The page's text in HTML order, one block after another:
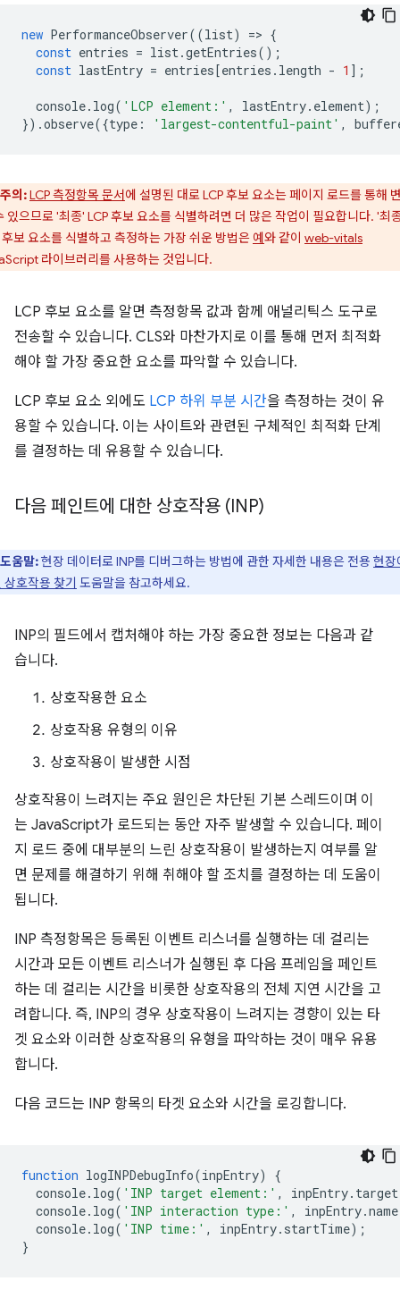
new PerformanceObserver((list) => {
const entries = list .getEntries();
const lastEntry = entries[entries . length - 1 ];
console. log( 'LCP element:' , lastEntry. element);
}).observe({type : 'largest-contentful-paint' ,
주의:LCP 측정항목 문서에 설명된 대로 LCP 후보 요소는 페이지 로드를 통해
있으므로 '최종' LCP 후보 요소를 식별하려면 더 많은 작업이 필요합니다. '최
후보 요소를 식별하고 측정하는 가장 쉬운 방법은 예와 같이 web-vitals
라이브러리를 사용하는 것입니다.
LCP 후보 요소를 알면 측정항목 값과 함께 애널리틱스 도구로
전송할 수 있습니다. CLS와 마찬가지로 이를 통해 먼저 최적화
해야 할 가장 중요한 요소를 파악할 수 있습니다.
LCP 후보 요소 외에도 LCP 하위 부분 시간을 측정하는 것이 유
용할 수 있습니다. 이는 사이트와 관련된 구체적인 최적화 단계
를 결정하는 데 유용할 수 있습니다.
다음 페인트에 대한 상호작용 (INP)
도움말:현장 데이터로 INP를 디버그하는 방법에 관한 자세한 내용은 전용 현장
상호작용 찾기 도움말을 참고하세요.
INP의 필드에서 캡처해야 하는 가장 중요한 정보는 다음과 같
습니다.
상호작용한 요소
상호작용 유형의 이유
상호작용이 발생한 시점
상호작용이 느려지는 주요 원인은 차단된 기본 스레드이며 이
는 JavaScript가 로드되는 동안 자주 발생할 수 있습니다. 페이
지 로드 중에 대부분의 느린 상호작용이 발생하는지 여부를 알
면 문제를 해결하기 위해 취해야 할 조치를 결정하는 데 도움이
됩니다.
INP 측정항목은 등록된 이벤트 리스너를 실행하는 데 걸리는
시간과 모든 이벤트 리스너가 실행된 후 다음 프레임을 페인트
하는 데 걸리는 시간을 비롯한 상호작용의 전체 지연 시간을 고
려합니다. 즉, INP의 경우 상호작용이 느려지는 경향이 있는 타
겟 요소와 이러한 상호작용의 유형을 파악하는 것이 매우 유용
합니다.
다음 코드는 INP 항목의 타겟 요소와 시간을 로깅합니다.
function logINPDebugInfo(inpEntry)
{
console. log( 'INP target element:' , inpEntry. target
console. log( 'INP interaction type:' , inpEntry.name
console. log( 'INP time:' , inpEntry. startTime);
}